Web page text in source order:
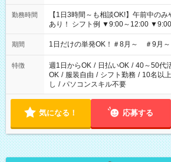
勤務時間
【1日3時間～も相談OK!】午前中の
あり！ シフト例 ▼9:00～12:00
▼18:00～21:00
期間 1日だけの単発OK！＃8月～ ＃9月～
特徴 週1日からOK / 日払いOK / 40～50代
OK / 服装自由 / シフト勤務 / 10名以
し / パソコンスキル不要
気になる！ 応募する